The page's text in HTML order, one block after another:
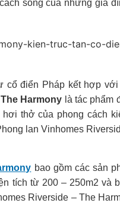
sống của những gia
cổ điển Pháp kết hợp
Harmony là tác phẩm
thở của phong cách
lan Vinhomes
bao gồm các sản
tích từ 200 – 250m2 và
Riverside – The